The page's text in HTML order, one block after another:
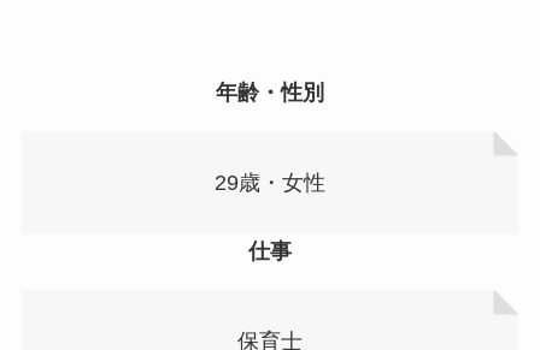
年齢・性別
29歳・女性
仕事
保育士